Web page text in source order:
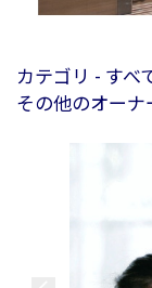
カテゴリ - すべ
その他のオーナ